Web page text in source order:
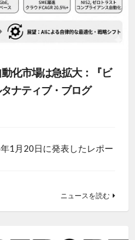
化市場は急拡大：『ビ
ナティブ・ブログ
1月20日に発表したレポー
ニュースを読む